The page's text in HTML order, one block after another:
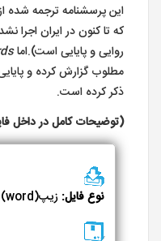
این پرسشنامه ترجمه شده
که تا کنون در ایران اجرا
روایی و پایایی است).اما
ذکر کرده است.
(توضیحات کامل در داخل
نوع فایل: زیپ(word)